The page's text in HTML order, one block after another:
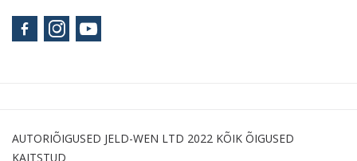
AUTORIÕIGUSED JELD-WEN LTD 2022 KÕIK ÕIGUSED
KAITSTUD